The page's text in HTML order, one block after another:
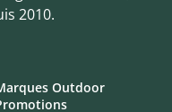
2010.
Outdoor